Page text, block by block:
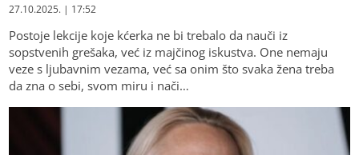
27.10.2025. | 17:52
Postoje lekcije koje kćerka ne bi trebalo da nauči iz
sopstvenih grešaka, već iz majčinog iskustva. One nemaju
veze s ljubavnim vezama, već sa onim što svaka žena treba
da zna o sebi, svom miru i nači…